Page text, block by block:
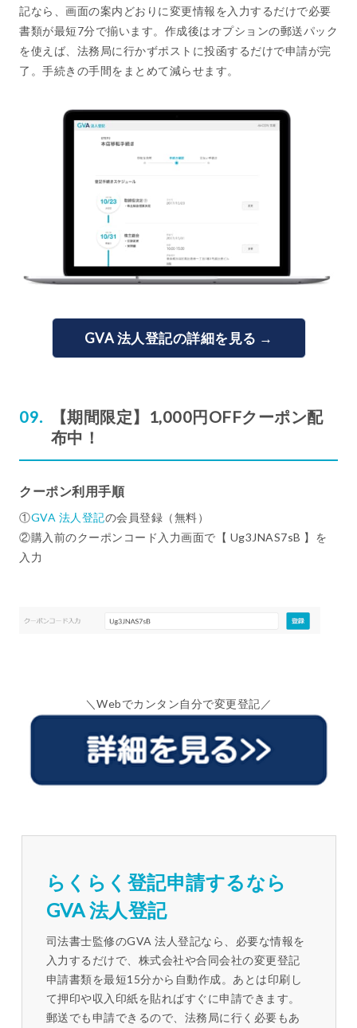
記なら、画面の案内どおりに変更情報を入力するだけで必要
書類が最短7分で揃います。作成後はオプションの郵送パック
を使えば、法務局に行かずポストに投函するだけで申請が完
了。手続きの手間をまとめて減らせます。
GVA 法人登記の詳細を見る →
【期間限定】1,000円OFFクーポン配
布中！
クーポン利用手順
①GVA 法人登記の会員登録（無料）
②購入前のクーポンコード入力画面で【 Ug3JNAS7sB 】を
入力
＼Webでカンタン自分で変更登記／
らくらく登記申請するなら
GVA 法人登記
司法書士監修のGVA 法人登記なら、必要な情報を
入力するだけで、株式会社や合同会社の変更登記
申請書類を最短15分から自動作成。あとは印刷し
て押印や収入印紙を貼ればすぐに申請できます。
郵送でも申請できるので、法務局に行く必要もあ